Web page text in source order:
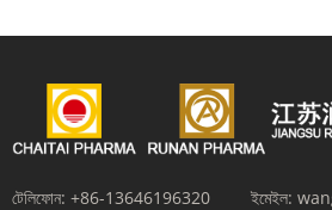
টেলিফোন: +86-13646196320 ইমেইল: